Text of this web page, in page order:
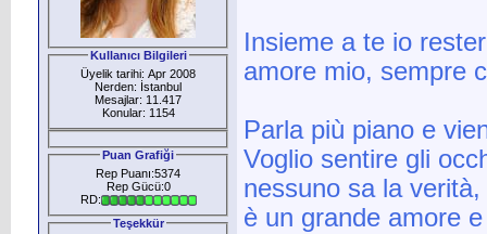
Kullanıcı Bilgileri
Üyelik tarihi: Apr 2008
Nerden: İstanbul
Mesajlar: 11.417
Konular: 1154
Puan Grafiği
Rep Puanı:5374
Rep Gücü:0
RD:
Teşekkür
Insieme a te io
amore mio, sempre
Parla più piano e
Voglio sentire gli
nessuno sa la verità,
è un grande amore